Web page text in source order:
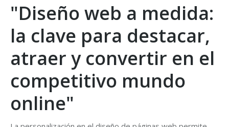
"Diseño web a medida:
la clave para destacar,
atraer y convertir en el
competitivo mundo
online"